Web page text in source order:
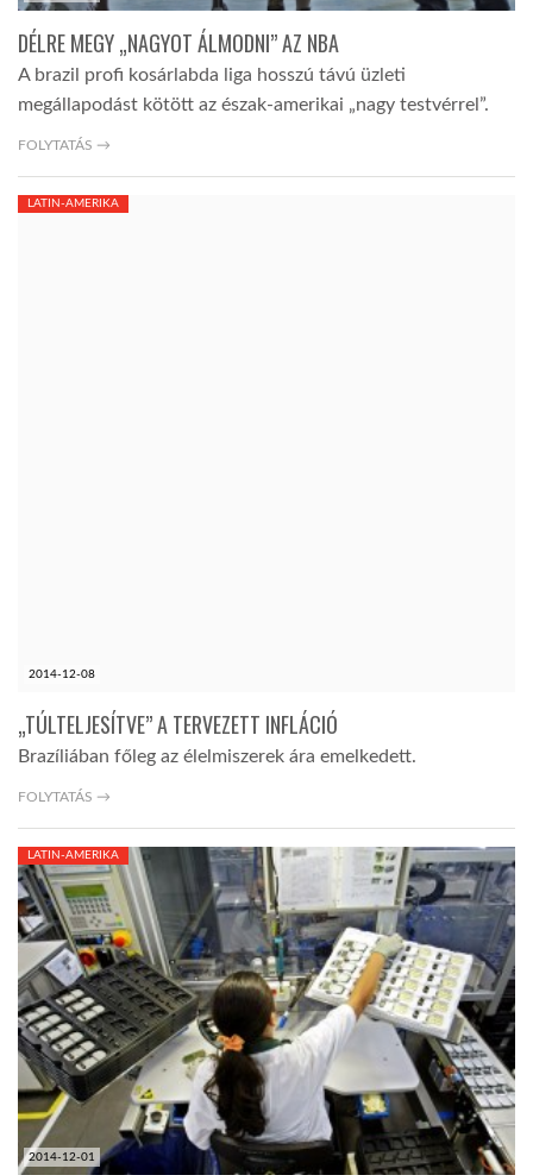
DÉLRE MEGY „NAGYOT ÁLMODNI” AZ NBA
A brazil profi kosárlabda liga hosszú távú üzleti
megállapodást kötött az észak-amerikai „nagy testvérrel”.
FOLYTATÁS →
2014-12-08
LATIN-AMERIKA
„TÚLTELJESÍTVE” A TERVEZETT INFLÁCIÓ
Brazíliában főleg az élelmiszerek ára emelkedett.
FOLYTATÁS →
2014-12-01
LATIN-AMERIKA